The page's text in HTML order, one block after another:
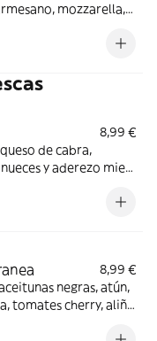
mozzarella,
8,99 €
de cabra,
y aderezo miel
8,99 €
negras, atún,
tomates cherry, aliño